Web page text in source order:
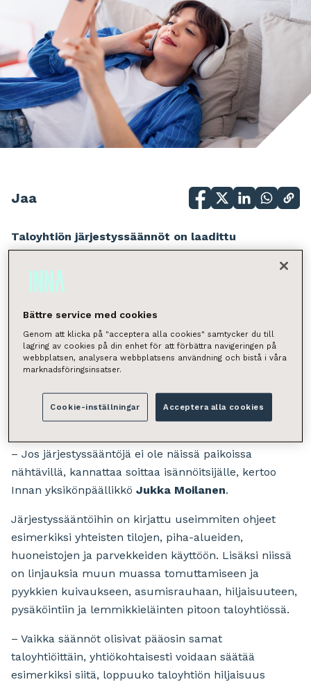
Jaa
Taloyhtiön järjestyssäännöt on laadittu
turvallisuuden ja naapurisovun varmistamiseksi.
vältytään väärinymmärryksiltä asukkaiden
kesken.
Järjestyssäännöt löytyvät useimmiten taloyhtiön
järjestyssäännöt voivat olla näytillä myös
taloyhtiökohtaisilla verkkosivuilla.
– Jos järjestyssääntöjä ei ole näissä paikoissa
nähtävillä, kannattaa soittaa isännöitsijälle, kertoo
Innan yksikönpäällikkö Jukka Moilanen.
Järjestyssääntöihin on kirjattu useimmiten ohjeet
esimerkiksi yhteisten tilojen, piha-alueiden,
huoneistojen ja parvekkeiden käyttöön. Lisäksi niissä
on linjauksia muun muassa tomuttamiseen ja
pyykkien kuivaukseen, asumisrauhaan, hiljaisuuteen,
pysäköintiin ja lemmikkieläinten pitoon taloyhtiössä.
– Vaikka säännöt olisivat pääosin samat
taloyhtiöittäin, yhtiökohtaisesti voidaan säätää
esimerkiksi siitä, loppuuko taloyhtiön hiljaisuus
Bättre service med cookies
Genom att klicka på "acceptera alla cookies" samtycker du till
lagring av cookies på din enhet för att förbättra navigeringen på
webbplatsen, analysera webbplatsens användning och bistå i våra
marknadsföringsinsatser.
Cookie-inställningar Acceptera alla cookies